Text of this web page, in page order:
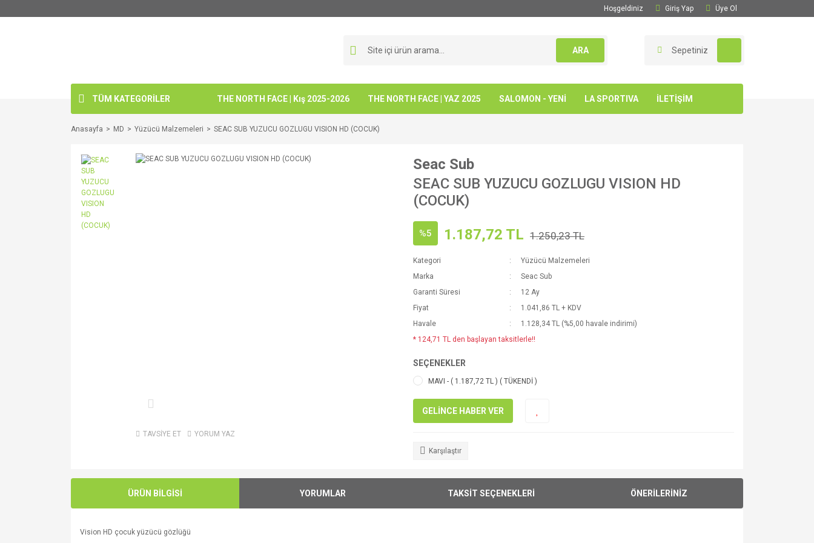
Hoşgeldiniz Giriş Yap Üye Ol
ARA Sepetiniz
TÜM KATEGORİLER THE NORTH FACE | Kış 2025-2026 THE NORTH FACE | YAZ 2025 SALOMON - YENİ LA SPORTIVA İLETİŞİM
Anasayfa MD Yüzücü Malzemeleri SEAC SUB YUZUCU GOZLUGU VISION HD (COCUK)
TAVSİYE ET YORUM YAZ
Seac Sub
SEAC SUB YUZUCU GOZLUGU VISION HD
(COCUK)
%5 1.187,72 TL 1.250,23 TL
Kategori
Yüzücü Malzemeleri
Marka
Seac Sub
Garanti Süresi
12 Ay
Fiyat
1.041,86 TL + KDV
Havale
1.128,34 TL (%5,00 havale indirimi)
* 124,71 TL den başlayan taksitlerle!!
SEÇENEKLER
MAVI - ( 1.187,72 TL ) ( TÜKENDİ )
GELİNCE HABER VER
Karşılaştır
ÜRÜN BİLGİSİ YORUMLAR TAKSİT SEÇENEKLERİ ÖNERİLERİNİZ
Vision HD çocuk yüzücü gözlüğü